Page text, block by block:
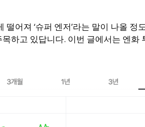
어져 ‘슈퍼 엔저’라는 말이 나올 정
하고 있답니다. 이번 글에서는 엔화